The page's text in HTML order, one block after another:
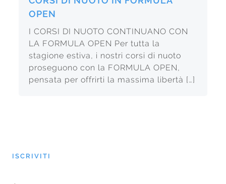
OPEN
I CORSI DI NUOTO CONTINUANO CON
LA FORMULA OPEN Per tutta la
stagione estiva, i nostri corsi di nuoto
proseguono con la FORMULA OPEN,
pensata per offrirti la massima libertà […]
ISCRIVITI